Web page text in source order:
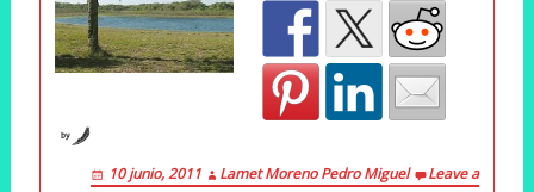
by
10 junio, 2011 Lamet Moreno Pedro Miguel
Leave a